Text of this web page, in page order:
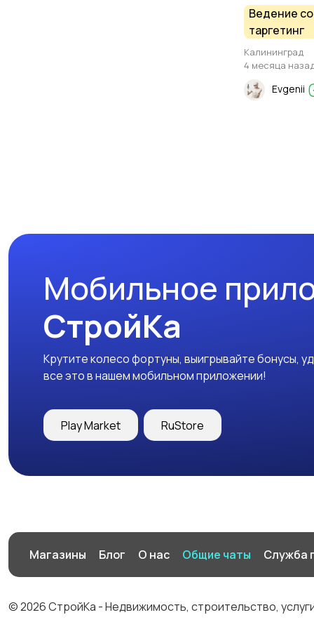
Ведение
таргетинг
Калининград
4 месяца
Evgenii
Мобильное
СтройКа
Крутите колесо фортуны, выигрывайте бонусы,
все это в нашем мобильном приложении!
Play Market RuStore
Магазины Блог О нас Общие чаты Служба
© 2026 СтройКа - Недвижимость, строительство,